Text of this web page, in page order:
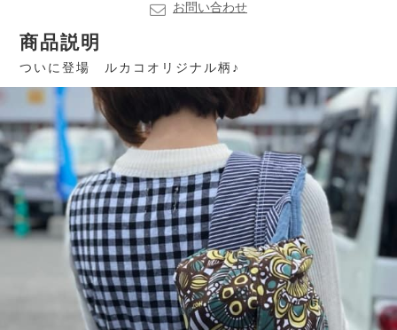
お問い合わせ
商品説明
ついに登場 ルカコオリジナル柄♪